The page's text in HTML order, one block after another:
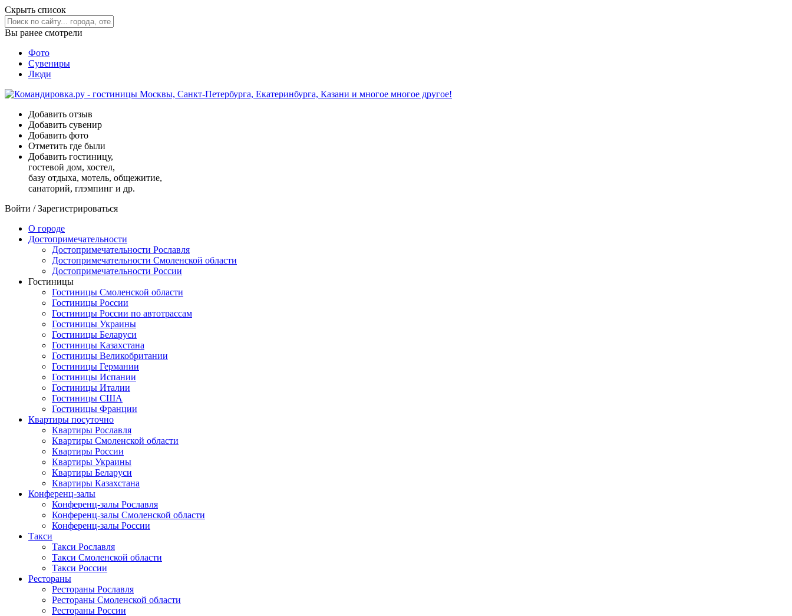
Скрыть список
Вы ранее смотрели
Фото
Сувениры
Люди
Добавить отзыв
Добавить сувенир
Добавить фото
Отметить где были
Добавить гостиницу,
гостевой дом, хостел,
базу отдыха, мотель, общежитие,
санаторий, глэмпинг и др.
Войти /Зарегистрироваться
О городе
Достопримечательности
Достопримечательности Рославля
Достопримечательности Смоленской области
Достопримечательности России
Гостиницы
Гостиницы Смоленской области
Гостиницы России
Гостиницы России по автотрассам
Гостиницы Украины
Гостиницы Беларуси
Гостиницы Казахстана
Гостиницы Великобритании
Гостиницы Германии
Гостиницы Испании
Гостиницы Италии
Гостиницы США
Гостиницы Франции
Квартиры посуточно
Квартиры Рославля
Квартиры Смоленской области
Квартиры России
Квартиры Украины
Квартиры Беларуси
Квартиры Казахстана
Конференц-залы
Конференц-залы Рославля
Конференц-залы Смоленской области
Конференц-залы России
Такси
Такси Рославля
Такси Смоленской области
Такси России
Рестораны
Рестораны Рославля
Рестораны Смоленской области
Рестораны России